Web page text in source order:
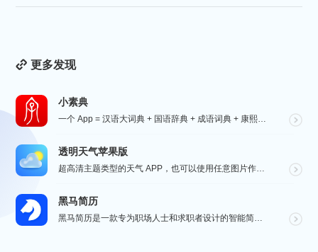
更多发现
小素典
一个 App = 汉语大词典 + 国语辞典 + 成语词典 + 康熙字典 + 说文解字 + 六书通 +...
透明天气苹果版
超高清主题类型的天气 APP，也可以使用任意图片作为主题，全球任意维度的天气状况瞬间掌握，APP 还...
黑马简历
黑马简历是一款专为职场人士和求职者设计的智能简历助手，旨在帮助用户快速打造专业、高效的求职简历。通过...